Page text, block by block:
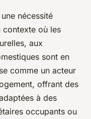
nécessité
contexte où les
aux
sont en
comme un acteur
offrant des
à des
occupants ou